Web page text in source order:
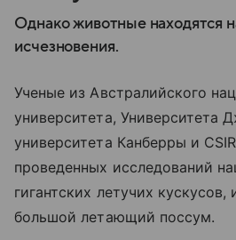
Однако животные находятся
исчезновения.
Ученые из Австралийского
университета, Университета
университета Канберры и
проведенных исследований
гигантских летучих
большой летающий поссум.